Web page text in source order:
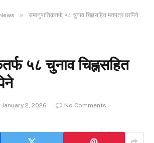
» समानुपातिकतर्फ ५८ चुनाव चिह्नसहित मतपत्र छापिने
५८ चुनाव चिह्नसहित
January 2, 2026
No Comments